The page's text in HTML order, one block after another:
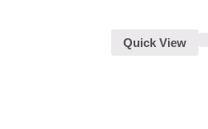
Quick View